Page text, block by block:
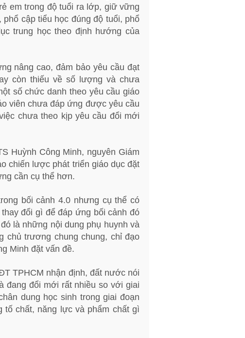
em trong độ tuổi ra lớp, giữ vững
cập tiểu học đúng độ tuổi, phổ
trung học theo định hướng của
nâng cao, đảm bảo yêu cầu đạt
còn thiếu về số lượng và chưa
số chức danh theo yêu cầu giáo
viên chưa đáp ứng được yêu cầu
chưa theo kịp yêu cầu đổi mới
Huỳnh Công Minh, nguyên Giám
chiến lược phát triển giáo dục đặt
cần cụ thể hơn.
bối cảnh 4.0 nhưng cụ thể có
đổi gì để đáp ứng bối cảnh đó
là những nội dung phụ huynh và
chủ trương chung chung, chỉ đạo
Minh đặt vấn đề.
TPHCM nhận định, đất nước nói
đang đổi mới rất nhiều so với giai
dung học sinh trong giai đoạn
tố chất, năng lực và phẩm chất gì